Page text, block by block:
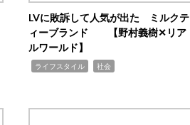
LVに敗訴して人気が出た ミルクテ
ィーブランド 【野村義樹✕リア
ルワールド】
ライフスタイル 社会